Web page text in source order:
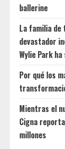
ballerine
La familia de
devastador
Wylie Park
Por qué los
Mientras el
Cigna
millones